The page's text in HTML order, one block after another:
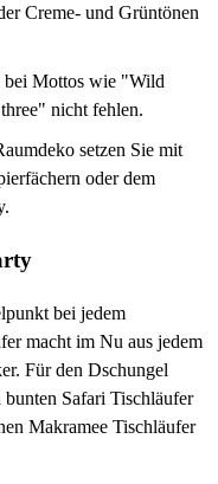
Creme- und Grüntönen
bei Mottos wie "Wild
nicht fehlen.
setzen Sie mit
oder dem
bei jedem
macht im Nu aus jedem
Für den Dschungel
Safari Tischläufer
Makramee Tischläufer